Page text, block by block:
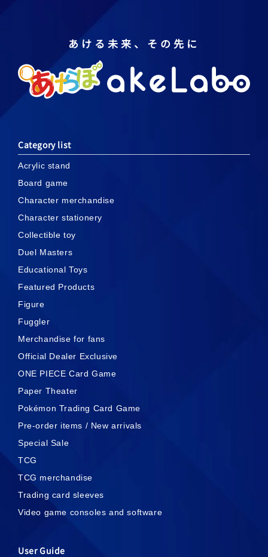
あける未来、その先に
Category list
Acrylic stand
Board game
Character merchandise
Character stationery
Collectible toy
Duel Masters
Educational Toys
Featured Products
Figure
Fuggler
Merchandise for fans
Official Dealer Exclusive
ONE PIECE Card Game
Paper Theater
Pokémon Trading Card Game
Pre-order items / New arrivals
Special Sale
TCG
TCG merchandise
Trading card sleeves
Video game consoles and software
User Guide